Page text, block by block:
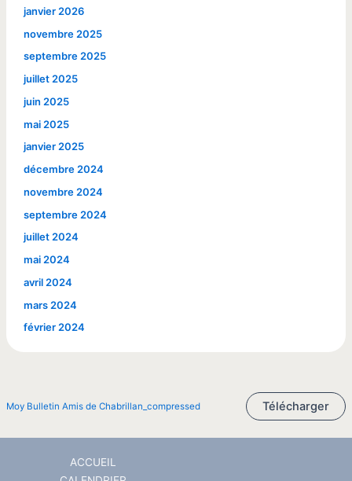
janvier 2026
novembre 2025
septembre 2025
juillet 2025
juin 2025
mai 2025
janvier 2025
décembre 2024
novembre 2024
septembre 2024
juillet 2024
mai 2024
avril 2024
mars 2024
février 2024
Moy Bulletin Amis de Chabrillan_compressed Télécharger
ACCUEIL